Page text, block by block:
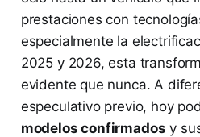
prestaciones con
especialmente la
2025 y 2026, esta
evidente que nunca. A
especulativo previo, hoy
modelos confirmados y